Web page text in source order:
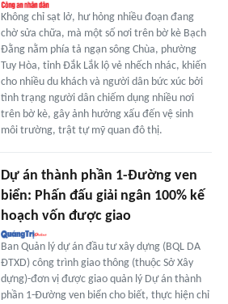
Không chỉ sạt lở, hư hỏng nhiều đoạn đang
chờ sửa chữa, mà một số nơi trên bờ kè Bạch
Đằng nằm phía tả ngạn sông Chùa, phường
Tuy Hòa, tỉnh Đắk Lắk lộ vẻ nhếch nhác, khiến
cho nhiều du khách và người dân bức xúc bởi
tình trạng người dân chiếm dụng nhiều nơi
trên bờ kè, gây ảnh hưởng xấu đến vệ sinh
môi trường, trật tự mỹ quan đô thị.
Dự án thành phần 1-Đường ven
biển: Phấn đấu giải ngân 100% kế
hoạch vốn được giao
Ban Quản lý dự án đầu tư xây dựng (BQL DA
ĐTXD) công trình giao thông (thuộc Sở Xây
dựng)-đơn vị được giao quản lý Dự án thành
phần 1-Đường ven biển cho biết, thực hiện chỉ